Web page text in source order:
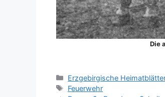
Die
Kategorien
Erzgebirgische
Schlagwörter
Feuerwehr